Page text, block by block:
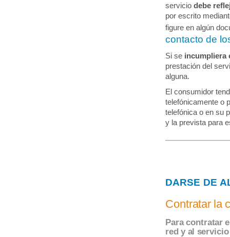
serviciodebe
por escrito
figure en algún
contacto de
Si se incumpliera
prestación del
alguna.
El consumidor
telefónicamente o
telefónica o en su
y la prevista para
DARSE DE
Contratar la
Para contratar
red y al